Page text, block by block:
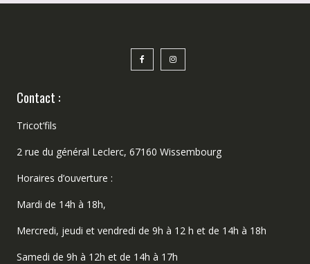
Contact :
Tricot’fils
2 rue du général Leclerc, 67160 Wissembourg
Horaires d’ouverture :
Mardi de 14h à 18h,
Mercredi, jeudi et vendredi de 9h à 12 h et de 14h à 18h
Samedi de 9h à 12h et de 14h à 17h